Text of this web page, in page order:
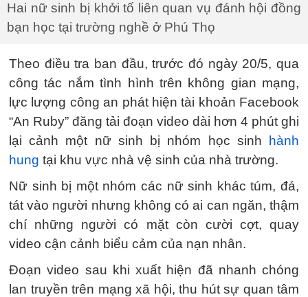
Hai nữ sinh bị khởi tố liên quan vụ đánh hội đồng
bạn học tại trường nghề ở Phú Thọ
Theo điều tra ban đầu, trước đó ngày 20/5, qua
công tác nắm tình hình trên không gian mạng,
lực lượng công an phát hiện tài khoản Facebook
“An Ruby” đăng tải đoạn video dài hơn 4 phút ghi
lại cảnh một nữ sinh bị nhóm học sinh
hành
hung tại khu vực nhà vệ sinh của nhà trường.
Nữ sinh bị một nhóm các nữ sinh khác túm, đá,
tát vào người nhưng không có ai can ngăn, thậm
chí những người có mặt còn cười cợt, quay
video cận cảnh biểu cảm của nạn nhân.
Đoạn video sau khi xuất hiện đã nhanh chóng
lan truyền trên mạng xã hội, thu hút sự quan tâm